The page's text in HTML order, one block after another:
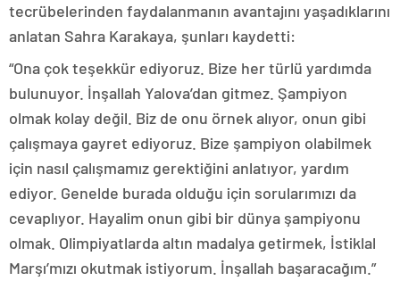
tecrübelerinden faydalanmanın avantajını yaşadıklarını
anlatan Sahra Karakaya, şunları kaydetti:
“Ona çok teşekkür ediyoruz. Bize her türlü yardımda
bulunuyor. İnşallah Yalova’dan gitmez. Şampiyon
olmak kolay değil. Biz de onu örnek alıyor, onun gibi
çalışmaya gayret ediyoruz. Bize şampiyon olabilmek
için nasıl çalışmamız gerektiğini anlatıyor, yardım
ediyor. Genelde burada olduğu için sorularımızı da
cevaplıyor. Hayalim onun gibi bir dünya şampiyonu
olmak. Olimpiyatlarda altın madalya getirmek, İstiklal
Marşı’mızı okutmak istiyorum. İnşallah başaracağım.”